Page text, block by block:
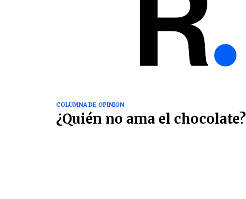
COLUMNA DE OPINION
¿Quién no ama el chocolate?